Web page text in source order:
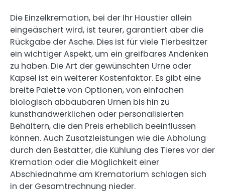
Die Einzelkremation, bei der Ihr Haustier allein
eingeäschert wird, ist teurer, garantiert aber die
Rückgabe der Asche. Dies ist für viele Tierbesitzer
ein wichtiger Aspekt, um ein greifbares Andenken
zu haben. Die Art der gewünschten Urne oder
Kapsel ist ein weiterer Kostenfaktor. Es gibt eine
breite Palette von Optionen, von einfachen
biologisch abbaubaren Urnen bis hin zu
kunsthandwerklichen oder personalisierten
Behältern, die den Preis erheblich beeinflussen
können. Auch Zusatzleistungen wie die Abholung
durch den Bestatter, die Kühlung des Tieres vor der
Kremation oder die Möglichkeit einer
Abschiednahme am Krematorium schlagen sich
in der Gesamtrechnung nieder.